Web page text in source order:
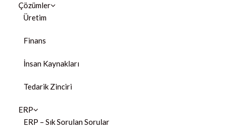
Çözümler
Üretim
Finans
İnsan Kaynakları
Tedarik Zinciri
ERP
ERP – Sık Sorulan Sorular